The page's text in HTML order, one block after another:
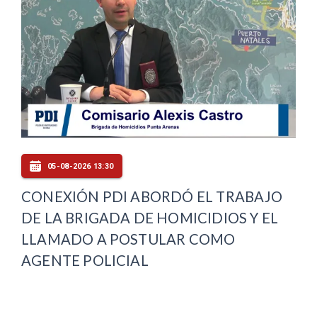
05-08-2026 13:30
CONEXIÓN PDI ABORDÓ EL TRABAJO
DE LA BRIGADA DE HOMICIDIOS Y EL
LLAMADO A POSTULAR COMO
AGENTE POLICIAL